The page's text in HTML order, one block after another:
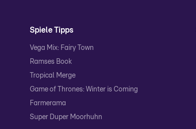
Spiele Tipps
Vega Mix: Fairy Town
Ramses Book
Tropical Merge
Game of Thrones: Winter is Coming
Farmerama
Super Duper Moorhuhn